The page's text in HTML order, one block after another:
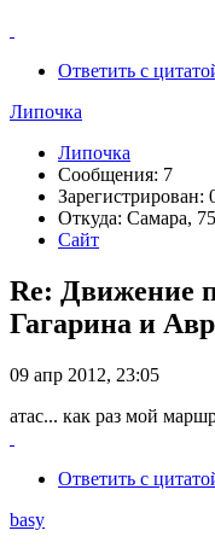
Ответить с
Липочка
Липочка
Сообщения: 7
Зарегистрирован:
Откуда: Самара,
Сайт
Re: Движение
Гагарина и
09 апр 2012, 23:05
атас... как раз мой
Ответить с
basy